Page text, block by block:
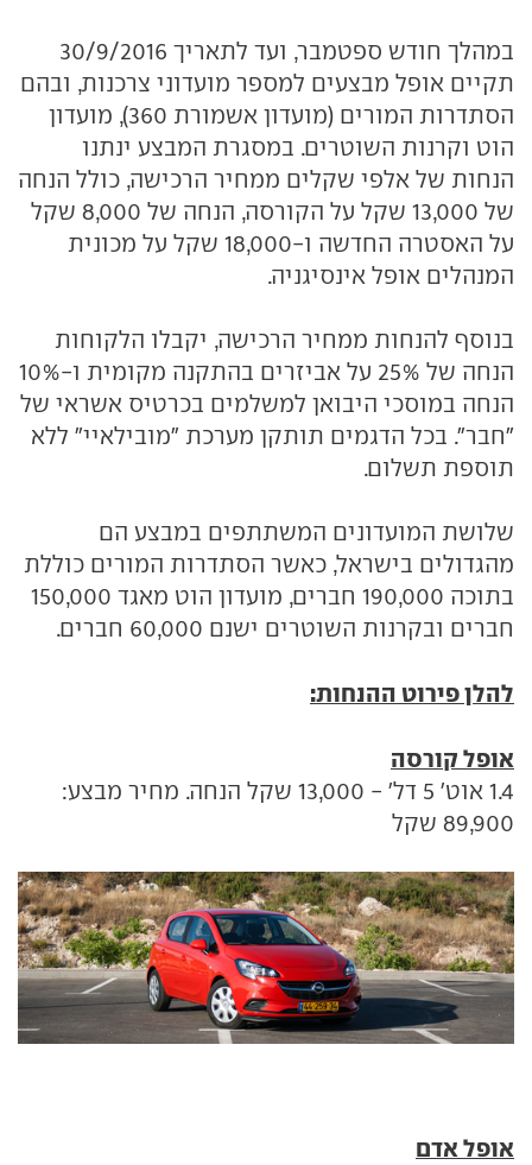
במהלך חודש ספטמבר, ועד לתאריך 30/9/2016
תקיים אופל מבצעים למספר מועדוני צרכנות, ובהם
הסתדרות המורים (מועדון אשמורת 360), מועדון
הוט וקרנות השוטרים. במסגרת המבצע ינתנו
הנחות של אלפי שקלים ממחיר הרכישה, כולל הנחה
של 13,000 שקל על הקורסה, הנחה של 8,000 שקל
על האסטרה החדשה ו-18,000 שקל על מכונית
המנהלים אופל אינסיגניה.
בנוסף להנחות ממחיר הרכישה, יקבלו הלקוחות
הנחה של 25% על אביזרים בהתקנה מקומית ו-10%
הנחה במוסכי היבואן למשלמים בכרטיס אשראי של
"חבר". בכל הדגמים תותקן מערכת "מובילאיי" ללא
תוספת תשלום.
שלושת המועדונים המשתתפים במבצע הם
מהגדולים בישראל, כאשר הסתדרות המורים כוללת
בתוכה 190,000 חברים, מועדון הוט מאגד 150,000
חברים ובקרנות השוטרים ישנם 60,000 חברים.
להלן פירוט ההנחות:
אופל קורסה
1.4 אוט' 5 דל' - 13,000 שקל הנחה. מחיר מבצע:
89,900 שקל
אופל אדם